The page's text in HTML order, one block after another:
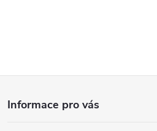
Informace pro vás